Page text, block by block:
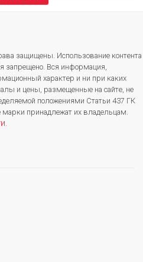
защищены. Использование контента
запрещено. Вся информация,
характер и ни при каких
и цены, размещенные на сайте, не
положениями Статьи 437 ГК
марки принадлежат их владельцам.
.